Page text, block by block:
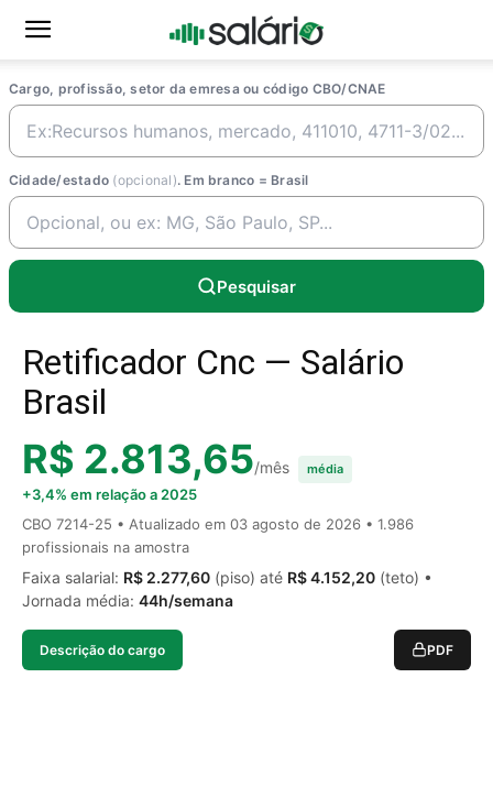
Cargo, profissão, setor da emresa ou código CBO/CNAE
Cidade/estado (opcional). Em branco = Brasil
Pesquisar
Retificador Cnc — Salário
Brasil
R$ 2.813,65/mês média
+3,4% em relação a 2025
CBO 7214-25 • Atualizado em 03 agosto de 2026 • 1.986
profissionais na amostra
Faixa salarial: R$ 2.277,60 (piso) até R$ 4.152,20 (teto) •
Jornada média: 44h/semana
Descrição do cargo PDF